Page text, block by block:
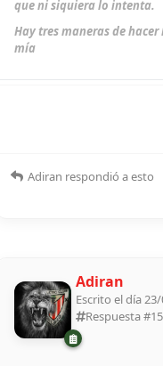
que ni siquiera lo intenta.
Hay tres maneras de
mía
Adiran respondió a esto
Adiran
Escrito el día
Respuesta #15